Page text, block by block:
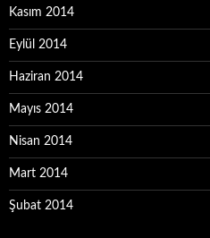
Kasım 2014
Eylül 2014
Haziran 2014
Mayıs 2014
Nisan 2014
Mart 2014
Şubat 2014